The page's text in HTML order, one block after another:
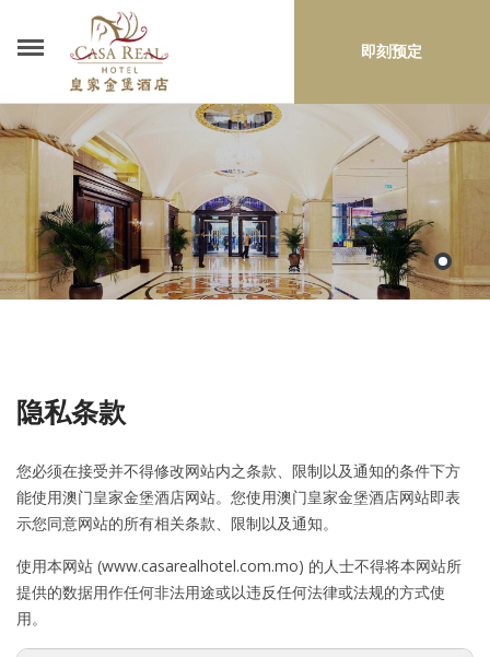
即刻预定
隐私条款
您必须在接受并不得修改网站内之条款、限制以及通知的条件下方
能使用澳门皇家金堡酒店网站。您使用澳门皇家金堡酒店网站即表
示您同意网站的所有相关条款、限制以及通知。
使用本网站 (www.casarealhotel.com.mo) 的人士不得将本网站所
提供的数据用作任何非法用途或以违反任何法律或法规的方式使
用。